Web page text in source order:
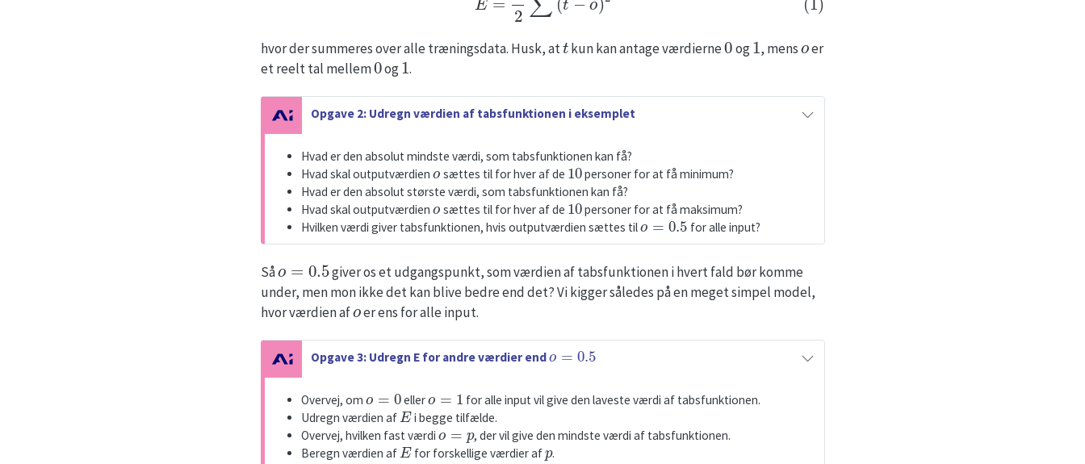
hvor der summeres over alle træningsdata. Husk, at kun kan antage værdierne
0
og
1
, mens
er
et reelt tal mellem
0
og
1
.
N
Opgave 2: Udregn værdien af tabsfunktionen i eksemplet
Hvad er den absolut mindste værdi, som tabsfunktionen kan få?
Hvad skal outputværdien
o
sættes til for hver af de
10
personer for at få minimum?
Hvad er den absolut største værdi, som tabsfunktionen kan få?
Hvad skal outputværdien
o
sættes til for hver af de
10
personer for at få maksimum?
Hvilken værdi giver tabsfunktionen, hvis outputværdien sættes til
o =0.5
for alle input?
Så
0.5
giver os et udgangspunkt, som værdien af tabsfunktionen i hvert fald bør komme
under, men mon ikke det kan blive bedre end det? Vi kigger således på en meget simpel model,
hvor værdien af
o
er ens for alle input.
N
e
Opgave 3: Udregn E for andre værdier end
o=0.5
Overvej, om eller
for alle input vil give den laveste værdi af tabsfunktionen.
Udregn værdien af
E
i begge tilfælde.
Overvej, hvilken fast værdi
o= p
, der vil give den mindste værdi af tabsfunktionen.
Beregn værdien af
E
for forskellige værdier af
p
.